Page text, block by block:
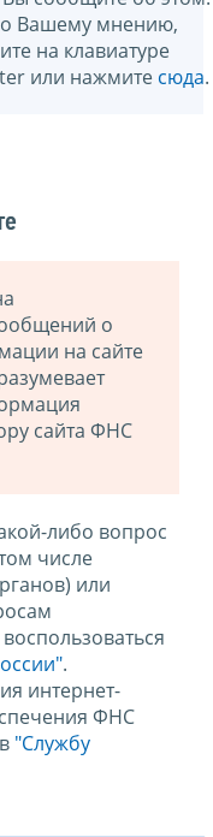
Вашему мнению,
на клавиатуре
или нажмите сюда.
о
на сайте
сайта ФНС
либо вопрос
числе
или
.
интернет-
ФНС
"Службу